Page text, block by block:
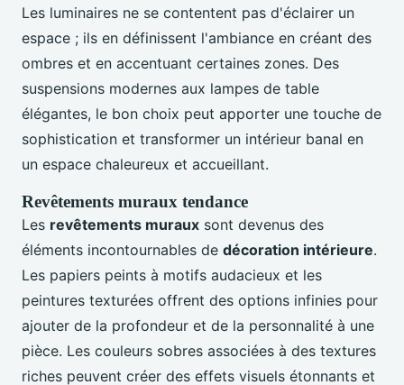
Les luminaires ne se contentent pas d'éclairer un
espace ; ils en définissent l'ambiance en créant des
ombres et en accentuant certaines zones. Des
suspensions modernes aux lampes de table
élégantes, le bon choix peut apporter une touche de
sophistication et transformer un intérieur banal en
un espace chaleureux et accueillant.
Revêtements muraux tendance
Les revêtements muraux sont devenus des
éléments incontournables de décoration intérieure.
Les papiers peints à motifs audacieux et les
peintures texturées offrent des options infinies pour
ajouter de la profondeur et de la personnalité à une
pièce. Les couleurs sobres associées à des textures
riches peuvent créer des effets visuels étonnants et